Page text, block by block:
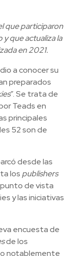
que participaron
que actualiza la
en 2021.
a conocer su
preparados
”. Se trata de
Teads en
principales
52 son de
desde las
los publishers
de vista
y las iniciativas
encuesta de
de los
notablemente